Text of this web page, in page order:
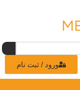
ورود / ثبت نام